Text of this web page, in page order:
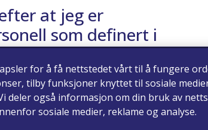
at jeg er
som definert i
(paragraf)
for å få nettstedet vårt til å fungere
tilby funksjoner knyttet til sosiale
deler også informasjon om din bruk av
sosiale medier, reklame og analyse.